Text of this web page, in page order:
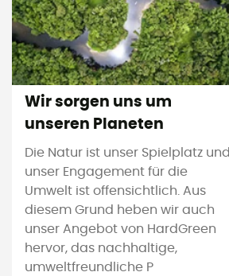
Wir sorgen uns um
unseren Planeten
Die Natur ist unser Spielplatz und
unser Engagement für die
Umwelt ist offensichtlich. Aus
diesem Grund heben wir auch
unser Angebot von HardGreen
hervor, das nachhaltige,
umweltfreundliche P